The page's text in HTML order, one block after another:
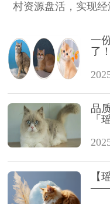
村资源盘活，实现经
一
了！
品
「
【
——